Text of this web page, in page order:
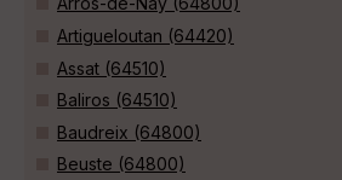
Artigueloutan (64420)
Assat (64510)
Baliros (64510)
Baudreix (64800)
Beuste (64800)